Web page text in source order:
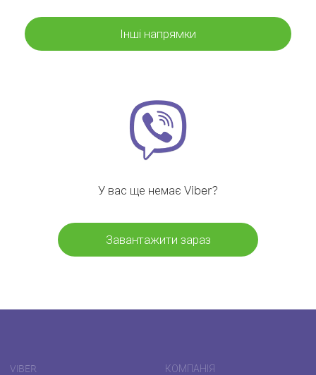
Інші напрямки
У вас ще немає Viber?
Завантажити зараз
VIBER КОМПАНІЯ